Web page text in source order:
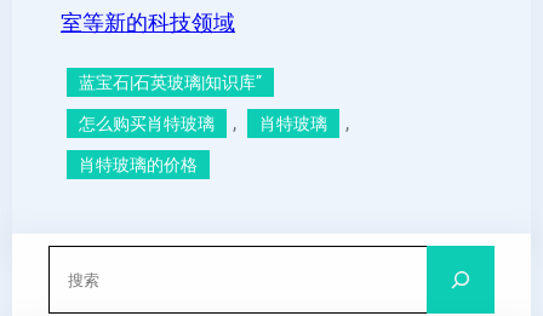
室等新的科技领域
蓝宝石|石英玻璃|知识库”
怎么购买肖特玻璃 , 肖特玻璃 ,
肖特玻璃的价格